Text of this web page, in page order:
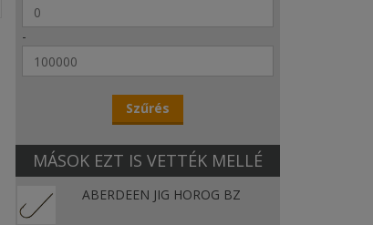
-
MÁSOK EZT IS VETTÉK MELLÉ
ABERDEEN JIG HOROG BZ